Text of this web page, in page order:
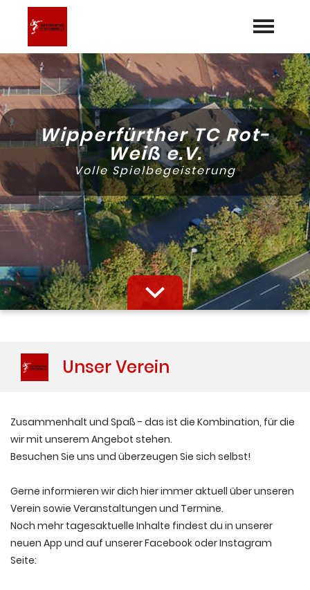
Startseite
Aktuelles
Termine expand_more
Mannschaften
Über uns expand_more
Galerie
Dokumente
Sponsoren
Wipperfürther TC Rot-
Weiß e.V.
Volle Spielbegeisterung
Unser Verein
Zusammenhalt und Spaß - das ist die Kombination, für die
wir mit unserem Angebot stehen.
Besuchen Sie uns und überzeugen Sie sich selbst!
Gerne informieren wir dich hier immer aktuell über unseren
Verein sowie Veranstaltungen und Termine.
Noch mehr tagesaktuelle Inhalte findest du in unserer
neuen App und auf unserer Facebook oder Instagram
Seite: